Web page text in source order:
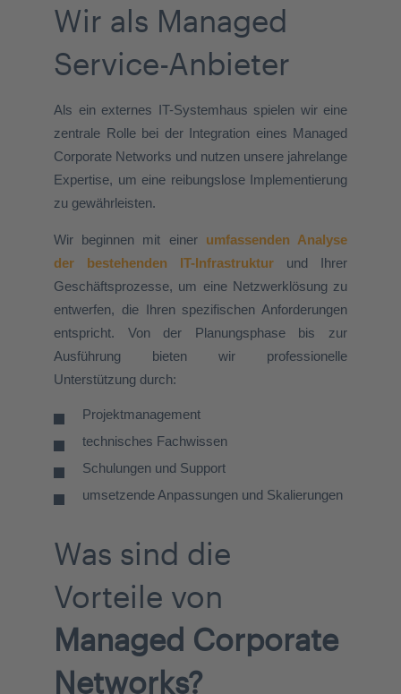
Wir als Managed
Service-Anbieter
Als ein externes IT-Systemhaus spielen wir eine
zentrale Rolle bei der Integration eines Managed
Corporate Networks und nutzen unsere jahrelange
Expertise, um eine reibungslose Implementierung
zu gewährleisten.
Wir beginnen mit einer umfassenden Analyse
der bestehenden IT-Infrastruktur und Ihrer
Geschäftsprozesse, um eine Netzwerklösung zu
entwerfen, die Ihren spezifischen Anforderungen
entspricht. Von der Planungsphase bis zur
Ausführung bieten wir professionelle
Unterstützung durch:
Projektmanagement
technisches Fachwissen
Schulungen und Support
umsetzende Anpassungen und Skalierungen
Was sind die
Vorteile von
Managed Corporate
Networks?